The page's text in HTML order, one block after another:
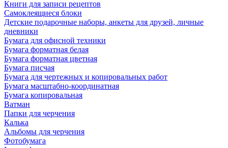
Книги для записи рецептов
Самоклеящиеся блоки
Детские подарочные наборы, анкеты для друзей, личные
дневники
Бумага для офисной техники
Бумага форматная белая
Бумага форматная цветная
Бумага писчая
Бумага для чертежных и копировальных работ
Бумага масштабно-координатная
Бумага копировальная
Ватман
Папки для черчения
Калька
Альбомы для черчения
Фотобумага